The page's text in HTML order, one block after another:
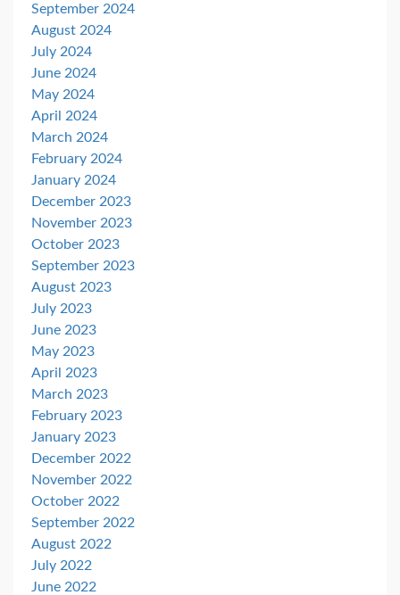
September 2024
August 2024
July 2024
June 2024
May 2024
April 2024
March 2024
February 2024
January 2024
December 2023
November 2023
October 2023
September 2023
August 2023
July 2023
June 2023
May 2023
April 2023
March 2023
February 2023
January 2023
December 2022
November 2022
October 2022
September 2022
August 2022
July 2022
June 2022